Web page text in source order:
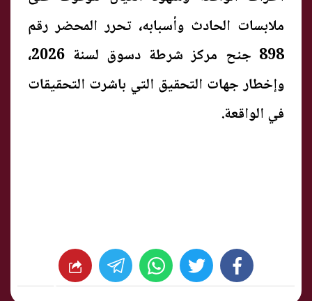
ملابسات الحادث وأسبابه، تحرر المحضر رقم
898 جنح مركز شرطة دسوق لسنة 2026،
وإخطار جهات التحقيق التي باشرت التحقيقات
في الواقعة.
facebook
twitter
whats شارك